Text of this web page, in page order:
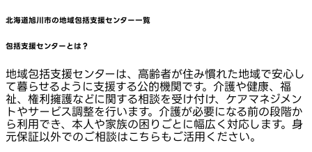
北海道旭川市の地域包括支援センター一覧
包括支援センターとは？
地域包括支援センターは、高齢者が住み慣れた地域で安心し
て暮らせるように支援する公的機関です。介護や健康、福
祉、権利擁護などに関する相談を受け付け、ケアマネジメン
トやサービス調整を行います。介護が必要になる前の段階か
ら利用でき、本人や家族の困りごとに幅広く対応します。身
元保証以外でのご相談はこちらもご活用ください。